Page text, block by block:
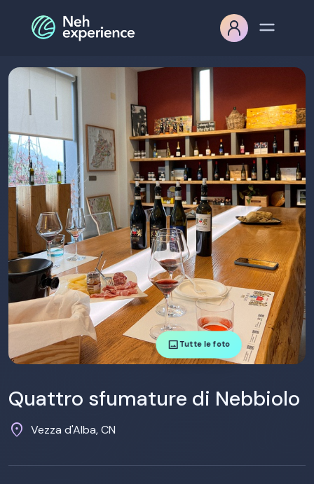
imageTutte le foto
Quattro sfumature di Nebbiolo
location_on Vezza d'Alba, CN